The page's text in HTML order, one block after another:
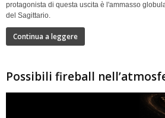
protagonista di questa uscita è l'ammasso
del Sagittario.
Continua a leggere
Possibili fireball